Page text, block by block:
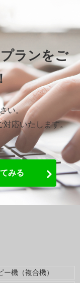
ランをご
い。
対応いたします。
みる
ー機（複合機）